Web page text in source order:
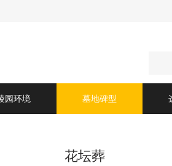
园环境 墓地碑型
花坛葬